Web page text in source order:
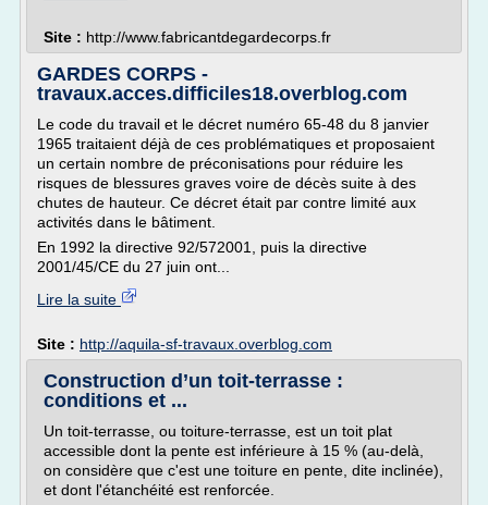
Site : http://www.fabricantdegardecorps.fr
GARDES CORPS -
travaux.acces.difficiles18.overblog.com
Le code du travail et le décret numéro 65-48 du 8 janvier
1965 traitaient déjà de ces problématiques et proposaient
un certain nombre de préconisations pour réduire les
risques de blessures graves voire de décès suite à des
chutes de hauteur. Ce décret était par contre limité aux
activités dans le bâtiment.
En 1992 la directive 92/572001, puis la directive
2001/45/CE du 27 juin ont...
Lire la suite
Site : http://aquila-sf-travaux.overblog.com
Construction d’un toit-terrasse :
conditions et ...
Un toit-terrasse, ou toiture-terrasse, est un toit plat
accessible dont la pente est inférieure à 15 % (au-delà,
on considère que c'est une toiture en pente, dite inclinée),
et dont l'étanchéité est renforcée.